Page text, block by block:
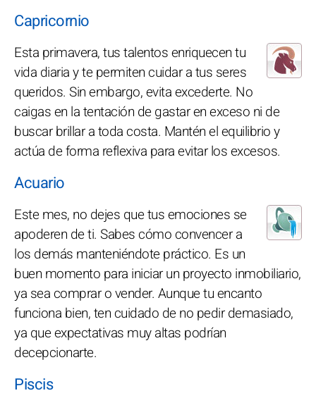
Capricornio
Esta primavera, tus talentos enriquecen tu
vida diaria y te permiten cuidar a tus seres
queridos. Sin embargo, evita excederte. No
caigas en la tentación de gastar en exceso ni de
buscar brillar a toda costa. Mantén el equilibrio y
actúa de forma reflexiva para evitar los excesos.
Acuario
Este mes, no dejes que tus emociones se
apoderen de ti. Sabes cómo convencer a
los demás manteniéndote práctico. Es un
buen momento para iniciar un proyecto inmobiliario,
ya sea comprar o vender. Aunque tu encanto
funciona bien, ten cuidado de no pedir demasiado,
ya que expectativas muy altas podrían
decepcionarte.
Piscis